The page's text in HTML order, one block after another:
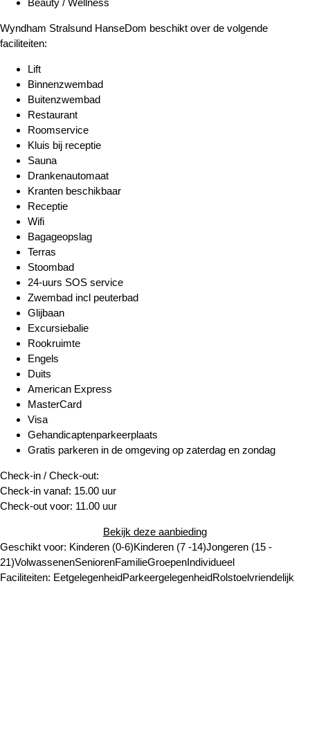
Beauty / Wellness
Wyndham Stralsund HanseDom beschikt over de volgende
faciliteiten:
Lift
Binnenzwembad
Buitenzwembad
Restaurant
Roomservice
Kluis bij receptie
Sauna
Drankenautomaat
Kranten beschikbaar
Receptie
Wifi
Bagageopslag
Terras
Stoombad
24-uurs SOS service
Zwembad incl peuterbad
Glijbaan
Excursiebalie
Rookruimte
Engels
Duits
American Express
MasterCard
Visa
Gehandicaptenparkeerplaats
Gratis parkeren in de omgeving op zaterdag en zondag
Check-in / Check-out:
Check-in vanaf: 15.00 uur
Check-out voor: 11.00 uur
Bekijk deze aanbieding
Geschikt voor: Kinderen (0-6)Kinderen (7 -14)Jongeren (15 -
21)VolwassenenSeniorenFamilieGroepenIndividueel
Faciliteiten: EetgelegenheidParkeergelegenheidRolstoelvriendelijk